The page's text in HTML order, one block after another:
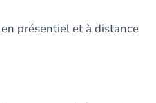
présentiel et à distance